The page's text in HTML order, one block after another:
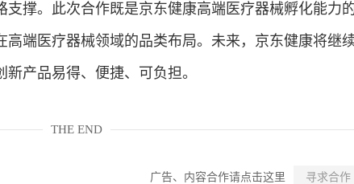
支撑。此次合作既是京东健康高端医疗器械孵化能力
端医疗器械领域的品类布局。未来，京东健康将继
产品易得、便捷、可负担。
THE END
广告、内容合作请点击这里 寻求合作